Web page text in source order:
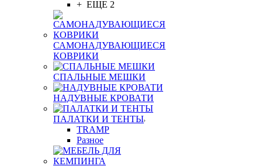
+ ЕЩЕ 2
САМОНАДУВАЮЩИЕСЯ
КОВРИКИ
СПАЛЬНЫЕ МЕШКИ
НАДУВНЫЕ КРОВАТИ
ПАЛАТКИ И ТЕНТЫ
TRAMP
Разное